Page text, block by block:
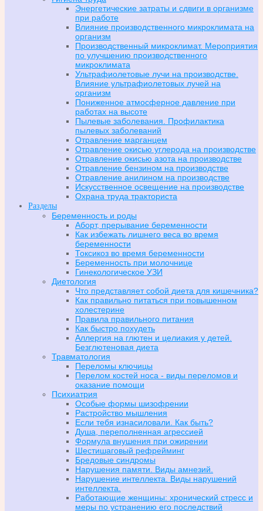
Энергетические затраты и сдвиги в организме
при работе
Влияние производственного микроклимата на
организм
Производственный микроклимат. Мероприятия
по улучшению производственного
микроклимата
Ультрафиолетовые лучи на производстве.
Влияние ультрафиолетовых лучей на
организм
Пониженное атмосферное давление при
работах на высоте
Пылевые заболевания. Профилактика
пылевых заболеваний
Отравление марганцем
Отравление окисью углерода на производстве
Отравление окисью азота на производстве
Отравление бензином на производстве
Отравление анилином на производстве
Искусственное освещение на производстве
Охрана труда тракториста
Разделы
Беременность и роды
Аборт, прерывание беременности
Как избежать лишнего веса во время
беременности
Токсикоз во время беременности
Беременность при молочнице
Гинекологическое УЗИ
Диетология
Что представляет собой диета для кишечника?
Как правильно питаться при повышенном
холестерине
Правила правильного питания
Как быстро похудеть
Аллергия на глютен и целиакия у детей.
Безглютеновая диета
Травматология
Переломы ключицы
Перелом костей носа - виды переломов и
оказание помощи
Психиатрия
Особые формы шизофрении
Растройство мышления
Если тебя изнасиловали. Как быть?
Душа, переполненная агрессией
Формула внушения при ожирении
Шестишаговый рефрейминг
Бредовые синдромы
Нарушения памяти. Виды амнезий.
Нарушение интеллекта. Виды нарушений
интеллекта.
Работающие женщины: хронический стресс и
меры по устранению его последствий